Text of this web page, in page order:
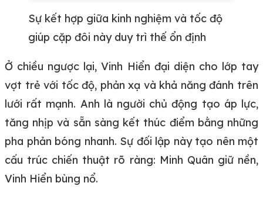
Sự kết hợp giữa kinh nghiệm và tốc độ
giúp cặp đôi này duy trì thế ổn định
Ở chiều ngược lại, Vinh Hiển đại diện cho lớp tay
vợt trẻ với tốc độ, phản xạ và khả năng đánh trên
lưới rất mạnh. Anh là người chủ động tạo áp lực,
tăng nhịp và sẵn sàng kết thúc điểm bằng những
pha phản bóng nhanh. Sự đối lập này tạo nên một
cấu trúc chiến thuật rõ ràng: Minh Quân giữ nền,
Vinh Hiển bùng nổ.